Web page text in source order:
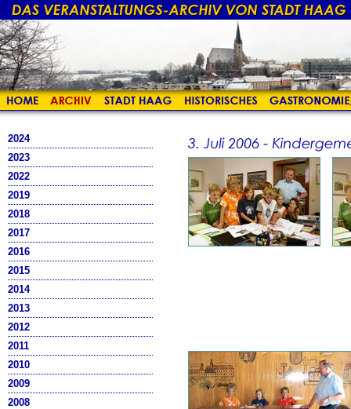
2024
2023
2022
2019
2018
2017
2016
2015
2014
2013
2012
2011
2010
2009
2008